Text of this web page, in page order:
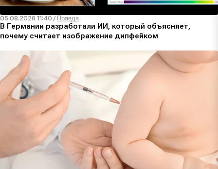
05.08.2026 11:40 / Правда
В Германии разработали ИИ, который объясняет,
почему считает изображение дипфейком